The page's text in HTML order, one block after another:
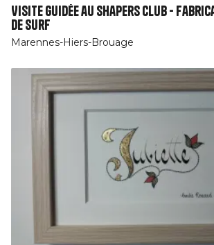
Visite guidée au Shapers Club -
de surf
Marennes-Hiers-Brouage